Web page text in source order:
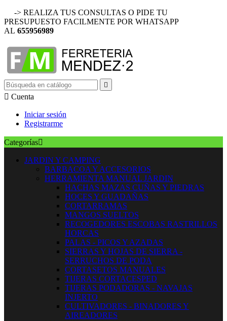
-> REALIZA TUS CONSULTAS O PIDE TU
PRESUPUESTO FACILMENTE POR WHATSAPP
AL 655956989

 Cuenta
Iniciar sesión
Registrarme
Categorías
JARDIN Y CAMPING
BARBACOA Y ACCESORIOS
HERRAMIENTA MANUAL JARDIN
HACHAS MAZAS CUÑAS Y PIEDRAS
HOCES Y GUADAÑAS
CORTARRAMAS
MANGOS SUELTOS
RECOGEDORES ESCOBAS RASTRILLOS
HORCAS
PALAS - PICOS Y AZADAS
SIERRAS Y HOJAS DE SIERRA -
SERRUCHOS DE PODA
CORTASETOS MANUALES
TIJERAS CORTACESPED
TIJERAS PODADORAS - NAVAJAS
INJERTO
CULTIVADORES - BINADORES Y
AIREADORES